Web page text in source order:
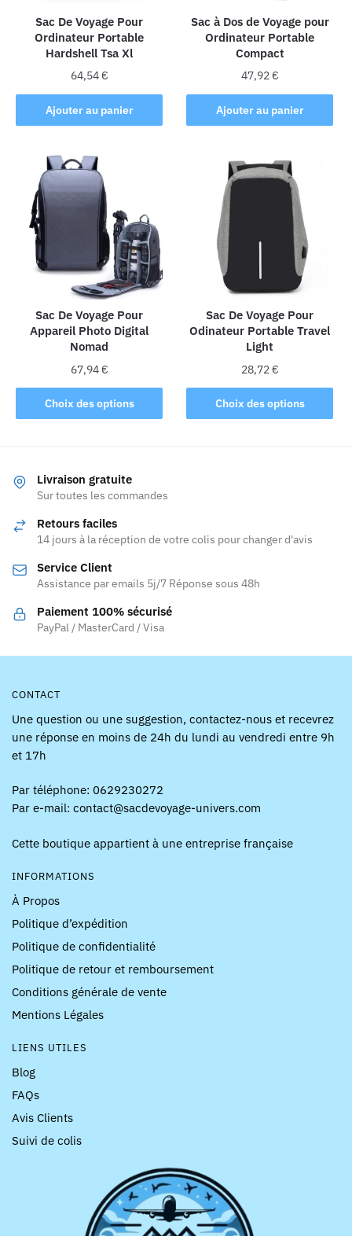
Sac De Voyage Pour
Ordinateur Portable
Hardshell Tsa Xl
64,54€
Ajouter au panier
Sac à Dos de Voyage pour
Ordinateur Portable
Compact
47,92€
Ajouter au panier
Sac De Voyage Pour
Appareil Photo Digital
Nomad
67,94€
Choix des options
Ce
produit
variations.
Les
peuvent
choisies
sur
la
page
Sac De Voyage Pour
Odinateur Portable Travel
Light
28,72€
Choix des options
Ce
produit
être
sur
Livraison gratuite
Sur toutes les commandes
Retours faciles
14 jours à la réception de votre colis pour changer d'avis
Service Client
Assistance par emails 5j/7 Réponse sous 48h
Paiement 100% sécurisé
PayPal / MasterCard / Visa
CONTACT
Une question ou une suggestion, contactez-nous et recevrez
une réponse en moins de 24h du lundi au vendredi entre 9h
et 17h
Par téléphone: 0629230272
Par e-mail: contact@sacdevoyage-univers.com
Cette boutique appartient à une entreprise française
INFORMATIONS
À Propos
Politique d’expédition
Politique de confidentialité
Politique de retour et remboursement
Conditions générale de vente
Mentions Légales
LIENS UTILES
Blog
FAQs
Avis Clients
Suivi de colis